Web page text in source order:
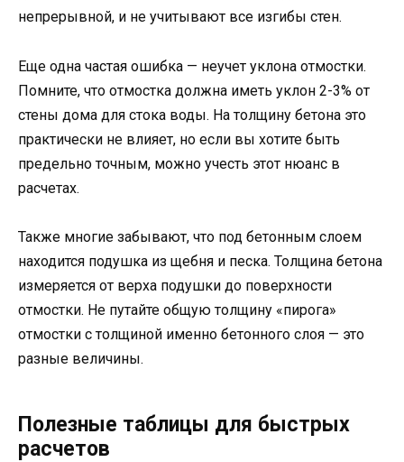
непрерывной, и не учитывают все изгибы стен.
Еще одна частая ошибка — неучет уклона отмостки.
Помните, что отмостка должна иметь уклон 2-3% от
стены дома для стока воды. На толщину бетона это
практически не влияет, но если вы хотите быть
предельно точным, можно учесть этот нюанс в
расчетах.
Также многие забывают, что под бетонным слоем
находится подушка из щебня и песка. Толщина бетона
измеряется от верха подушки до поверхности
отмостки. Не путайте общую толщину «пирога»
отмостки с толщиной именно бетонного слоя — это
разные величины.
Полезные таблицы для быстрых
расчетов